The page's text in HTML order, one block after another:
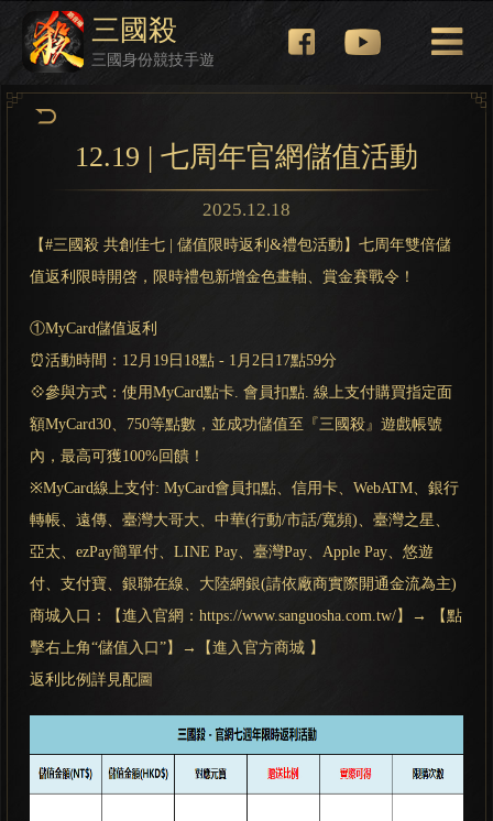
三國殺
三國身份競技手遊
12.19 | 七周年官網儲值活動
2025.12.18
【#三國殺 共創佳七 | 儲值限時返利&禮包活動】七周年雙倍儲
值返利限時開啓，限時禮包新增金色畫軸、賞金賽戰令！
①MyCard儲值返利
⏰活動時間：12月19日18點 - 1月2日17點59分
💠參與方式：使用MyCard點卡. 會員扣點. 線上支付購買指定面
額MyCard30、750等點數，並成功儲值至『三國殺』遊戲帳號
內，最高可獲100%回饋！
※MyCard線上支付: MyCard會員扣點、信用卡、WebATM、銀行
轉帳、遠傳、臺灣大哥大、中華(行動/市話/寬頻)、臺灣之星、
亞太、ezPay簡單付、LINE Pay、臺灣Pay、Apple Pay、悠遊
付、支付寶、銀聯在線、大陸網銀(請依廠商實際開通金流為主)
商城入口：【進入官網：https://www.sanguosha.com.tw/】→ 【點
擊右上角“儲值入口”】→【進入官方商城 】
返利比例詳見配圖